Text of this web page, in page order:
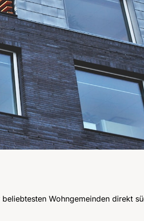
Wohngemeinden direkt